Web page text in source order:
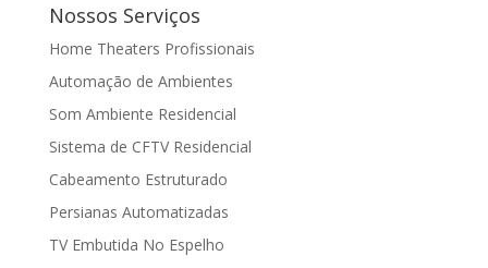
Nossos Serviços
Home Theaters Profissionais
Automação de Ambientes
Som Ambiente Residencial
Sistema de CFTV Residencial
Cabeamento Estruturado
Persianas Automatizadas
TV Embutida No Espelho